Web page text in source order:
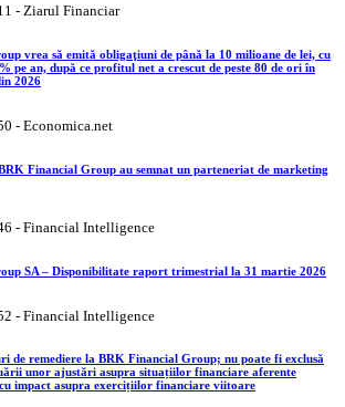
- Ziarul Financiar
vrea să emită obligaţiuni de până la 10 milioane de lei, cu
pe an, după ce profitul net a crescut de peste 80 de ori în
2026
- Economica.net
Financial Group au semnat un parteneriat de marketing
- Financial Intelligence
SA – Disponibilitate raport trimestrial la 31 martie 2026
- Financial Intelligence
de remediere la BRK Financial Group; nu poate fi exclusă
unor ajustări asupra situațiilor financiare aferente
impact asupra exercițiilor financiare viitoare